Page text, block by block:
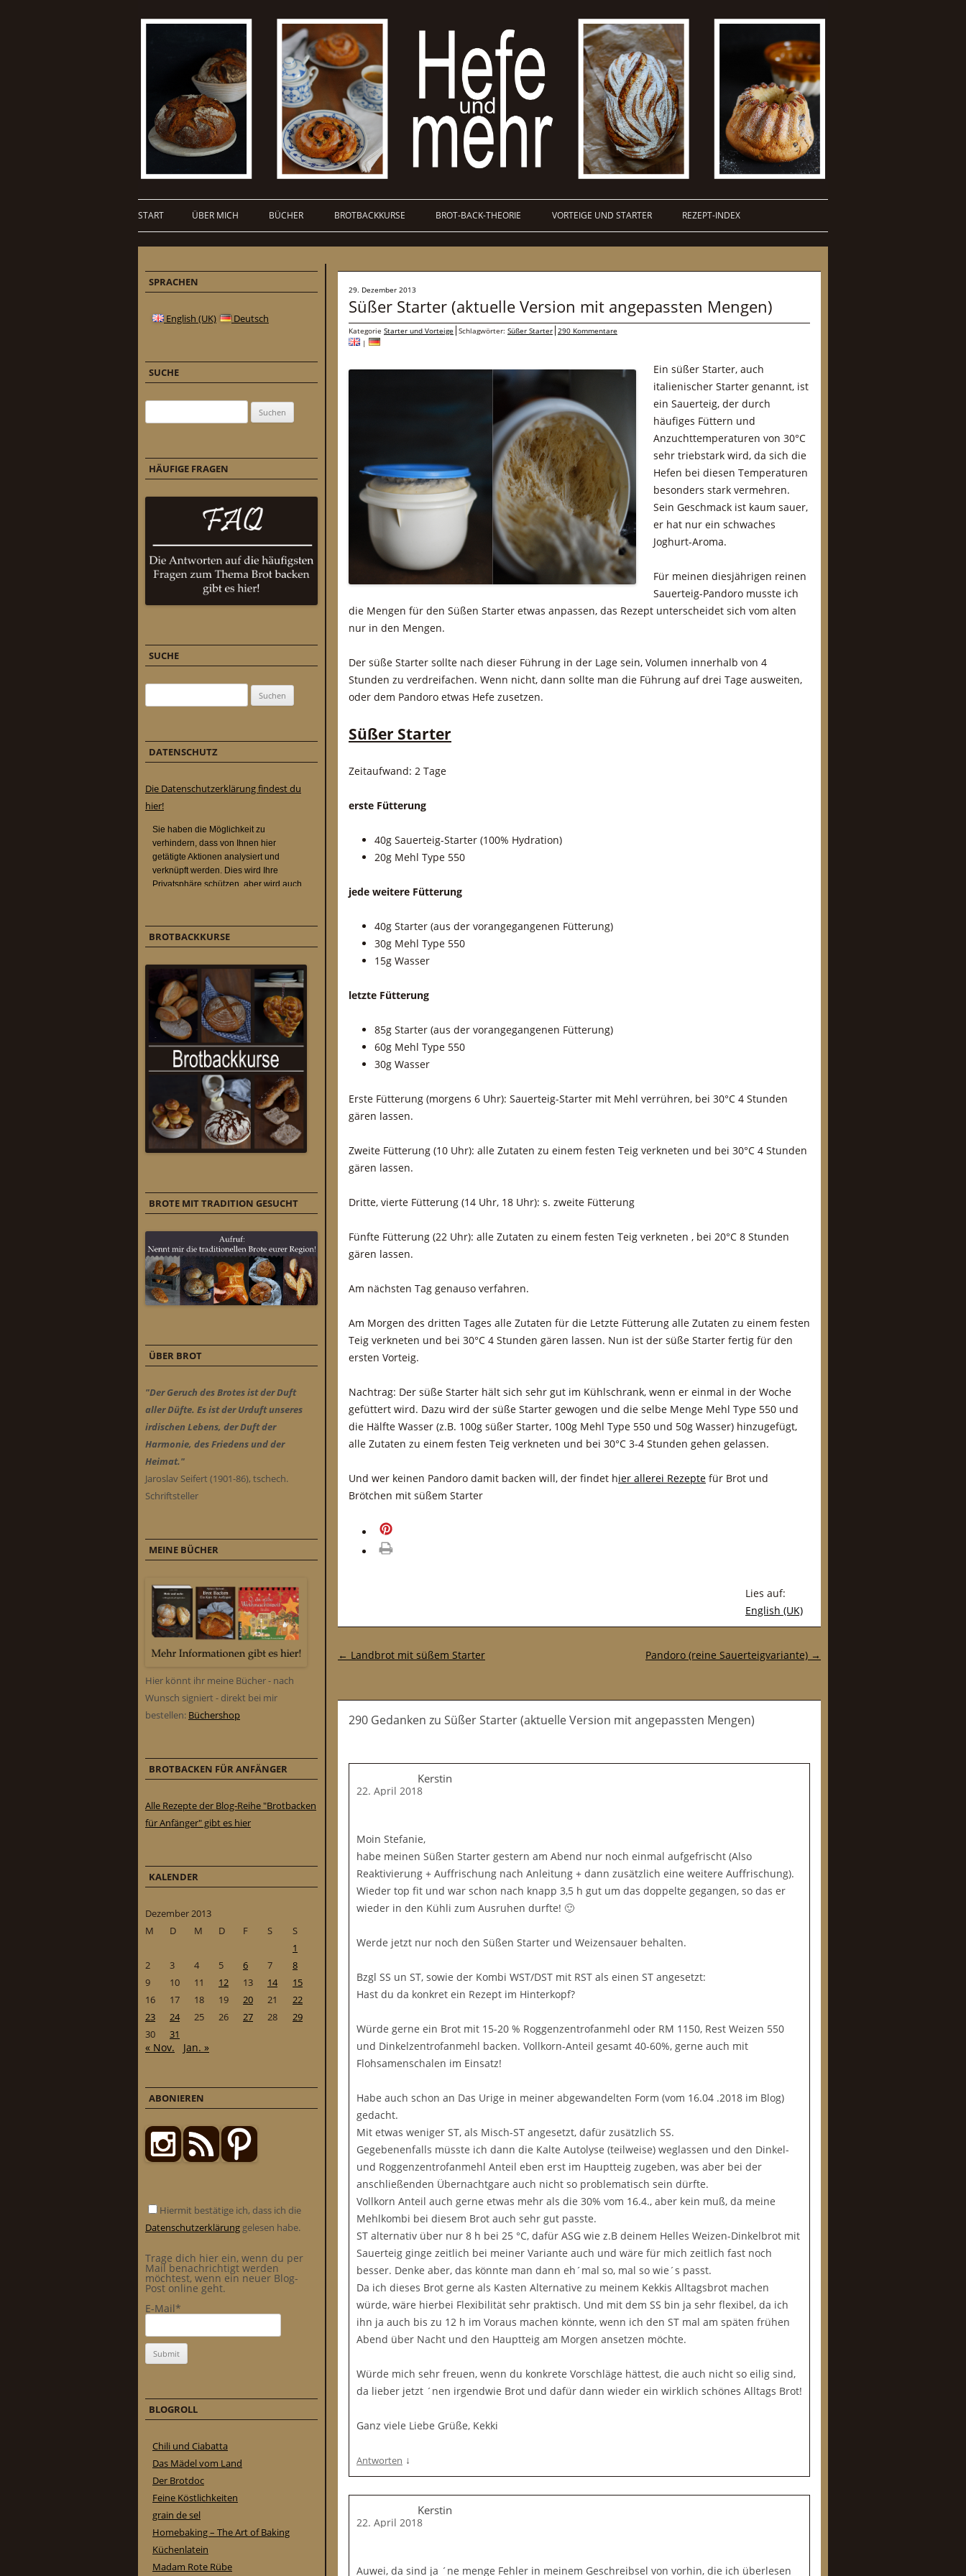
START ÜBER MICH BÜCHER BROTBACKKURSE BROT-BACK-THEORIE VORTEIGE UND STARTER REZEPT-INDEX
29. Dezember 2013
Süßer Starter (aktuelle Version mit angepassten Mengen)
Kategorie Starter und Vorteige Schlagwörter: Süßer Starter 290 Kommentare
|
Ein süßer Starter, auch
italienischer Starter genannt, ist
ein Sauerteig, der durch
häufiges Füttern und
Anzuchttemperaturen von 30°C
sehr triebstark wird, da sich die
Hefen bei diesen Temperaturen
besonders stark vermehren.
Sein Geschmack ist kaum sauer,
er hat nur ein schwaches
Joghurt-Aroma.
Für meinen diesjährigen reinen
Sauerteig-Pandoro musste ich
die Mengen für den Süßen Starter etwas anpassen, das Rezept unterscheidet sich vom alten
nur in den Mengen.
Der süße Starter sollte nach dieser Führung in der Lage sein, Volumen innerhalb von 4
Stunden zu verdreifachen. Wenn nicht, dann sollte man die Führung auf drei Tage ausweiten,
oder dem Pandoro etwas Hefe zusetzen.
Süßer Starter
Zeitaufwand: 2 Tage
erste Fütterung
40g Sauerteig-Starter (100% Hydration)
20g Mehl Type 550
jede weitere Fütterung
40g Starter (aus der vorangegangenen Fütterung)
30g Mehl Type 550
15g Wasser
letzte Fütterung
85g Starter (aus der vorangegangenen Fütterung)
60g Mehl Type 550
30g Wasser
Erste Fütterung (morgens 6 Uhr): Sauerteig-Starter mit Mehl verrühren, bei 30°C 4 Stunden
gären lassen.
Zweite Fütterung (10 Uhr): alle Zutaten zu einem festen Teig verkneten und bei 30°C 4 Stunden
gären lassen.
Dritte, vierte Fütterung (14 Uhr, 18 Uhr): s. zweite Fütterung
Fünfte Fütterung (22 Uhr): alle Zutaten zu einem festen Teig verkneten , bei 20°C 8 Stunden
gären lassen.
Am nächsten Tag genauso verfahren.
Am Morgen des dritten Tages alle Zutaten für die Letzte Fütterung alle Zutaten zu einem festen
Teig verkneten und bei 30°C 4 Stunden gären lassen. Nun ist der süße Starter fertig für den
ersten Vorteig.
Nachtrag: Der süße Starter hält sich sehr gut im Kühlschrank, wenn er einmal in der Woche
gefüttert wird. Dazu wird der süße Starter gewogen und die selbe Menge Mehl Type 550 und
die Hälfte Wasser (z.B. 100g süßer Starter, 100g Mehl Type 550 und 50g Wasser) hinzugefügt,
alle Zutaten zu einem festen Teig verkneten und bei 30°C 3-4 Stunden gehen gelassen.
Und wer keinen Pandoro damit backen will, der findet hier allerei Rezepte für Brot und
Brötchen mit süßem Starter
Lies auf:
English (UK)
Post-Navigation
← Landbrot mit süßem Starter Pandoro (reine Sauerteigvariante) →
290 Gedanken zu Süßer Starter (aktuelle Version mit angepassten Mengen)
Kerstin
22. April 2018
Moin Stefanie,
habe meinen Süßen Starter gestern am Abend nur noch einmal aufgefrischt (Also
Reaktivierung + Auffrischung nach Anleitung + dann zusätzlich eine weitere Auffrischung).
Wieder top fit und war schon nach knapp 3,5 h gut um das doppelte gegangen, so das er
wieder in den Kühli zum Ausruhen durfte! 🙂
Werde jetzt nur noch den Süßen Starter und Weizensauer behalten.
Bzgl SS un ST, sowie der Kombi WST/DST mit RST als einen ST angesetzt:
Hast du da konkret ein Rezept im Hinterkopf?
Würde gerne ein Brot mit 15-20 % Roggenzentrofanmehl oder RM 1150, Rest Weizen 550
und Dinkelzentrofanmehl backen. Vollkorn-Anteil gesamt 40-60%, gerne auch mit
Flohsamenschalen im Einsatz!
Habe auch schon an Das Urige in meiner abgewandelten Form (vom 16.04 .2018 im Blog)
gedacht.
Mit etwas weniger ST, als Misch-ST angesetzt, dafür zusätzlich SS.
Gegebenenfalls müsste ich dann die Kalte Autolyse (teilweise) weglassen und den Dinkel-
und Roggenzentrofanmehl Anteil eben erst im Hauptteig zugeben, was aber bei der
anschließenden Übernachtgare auch nicht so problematisch sein dürfte.
Vollkorn Anteil auch gerne etwas mehr als die 30% vom 16.4., aber kein muß, da meine
Mehlkombi bei diesem Brot auch sehr gut passte.
ST alternativ über nur 8 h bei 25 °C, dafür ASG wie z.B deinem Helles Weizen-Dinkelbrot mit
Sauerteig ginge zeitlich bei meiner Variante auch und wäre für mich zeitlich fast noch
besser. Denke aber, das könnte man dann eh´mal so, mal so wie´s passt.
Da ich dieses Brot gerne als Kasten Alternative zu meinem Kekkis Alltagsbrot machen
würde, wäre hierbei Flexibilität sehr praktisch. Und mit dem SS bin ja sehr flexibel, da ich
ihn ja auch bis zu 12 h im Voraus machen könnte, wenn ich den ST mal am späten frühen
Abend über Nacht und den Hauptteig am Morgen ansetzen möchte.
Würde mich sehr freuen, wenn du konkrete Vorschläge hättest, die auch nicht so eilig sind,
da lieber jetzt ´nen irgendwie Brot und dafür dann wieder ein wirklich schönes Alltags Brot!
Ganz viele Liebe Grüße, Kekki
Antworten ↓
Kerstin
22. April 2018
Auwei, da sind ja ´ne menge Fehler in meinem Geschreibsel von vorhin, die ich überlesen
SPRACHEN
English (UK) Deutsch
SUCHE
HÄUFIGE FRAGEN
SUCHE
DATENSCHUTZ
Die Datenschutzerklärung findest du
hier!
BROTBACKKURSE
BROTE MIT TRADITION GESUCHT
ÜBER BROT
"Der Geruch des Brotes ist der Duft
aller Düfte. Es ist der Urduft unseres
irdischen Lebens, der Duft der
Harmonie, des Friedens und der
Heimat."
Jaroslav Seifert (1901-86), tschech.
Schriftsteller
MEINE BÜCHER
Hier könnt ihr meine Bücher - nach
Wunsch signiert - direkt bei mir
bestellen: Büchershop
BROTBACKEN FÜR ANFÄNGER
Alle Rezepte der Blog-Reihe "Brotbacken
für Anfänger" gibt es hier
KALENDER
Dezember 2013
M
D M D F S
S
1
2
3 4 5 6 7
8
9
10 11 12 13 14
15
16
17 18 19 20 21
22
23
24 25 26 27 28
29
30
31
« Nov. Jan. »
ABONIEREN
Hiermit bestätige ich, dass ich die
Datenschutzerklärung gelesen habe.
Trage dich hier ein, wenn du per
Mail benachrichtigt werden
möchtest, wenn ein neuer Blog-
Post online geht.
E-Mail*
BLOGROLL
Chili und Ciabatta
Das Mädel vom Land
Der Brotdoc
Feine Köstlichkeiten
grain de sel
Homebaking – The Art of Baking
Küchenlatein
Madam Rote Rübe